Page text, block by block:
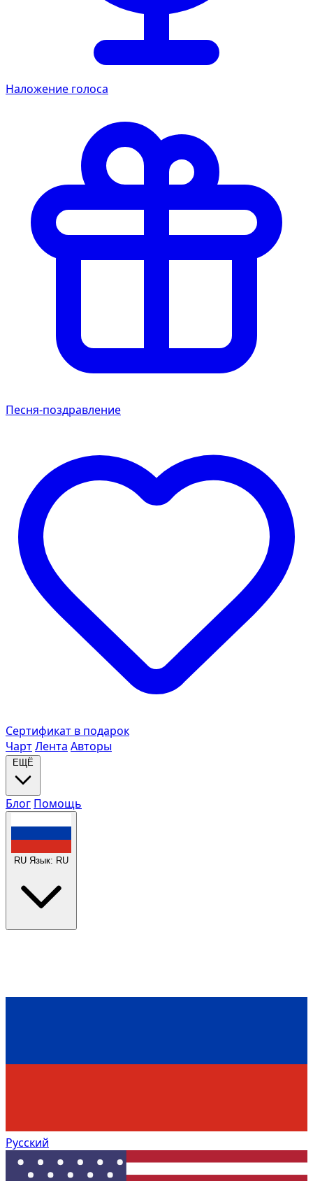
Наложение голоса
Песня-поздравление
Сертификат в подарок
ЧартЛента Авторы
ЕЩЁ
Блог Помощь
RU Язык: RU
Русский